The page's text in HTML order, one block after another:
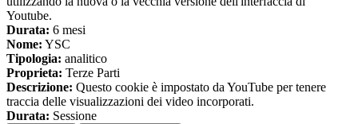
Youtube.
Durata: 6 mesi
Nome: YSC
Tipologia: analitico
Proprieta: Terze Parti
Descrizione: Questo cookie è impostato da YouTube per tenere
traccia delle visualizzazioni dei video incorporati.
Durata: Sessione